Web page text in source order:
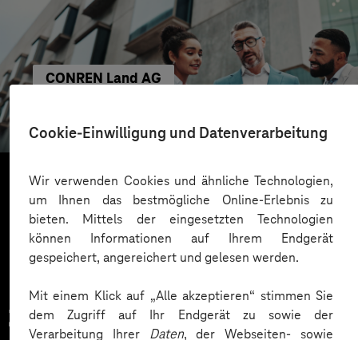
Cookie-Einwilligung und Datenverarbeitung
Wir verwenden Cookies und ähnliche Technologien,
um Ihnen das bestmögliche Online-Erlebnis zu
bieten. Mittels der eingesetzten Technologien
können Informationen auf Ihrem Endgerät
gespeichert, angereichert und gelesen werden.
Mit einem Klick auf „Alle akzeptieren“ stimmen Sie
dem Zugriff auf Ihr Endgerät zu sowie der
Verarbeitung Ihrer Daten, der Webseiten- sowie
CONREN Land AG
Change-Begleitung
Mehr laden
Zahlreiche Unternehmen